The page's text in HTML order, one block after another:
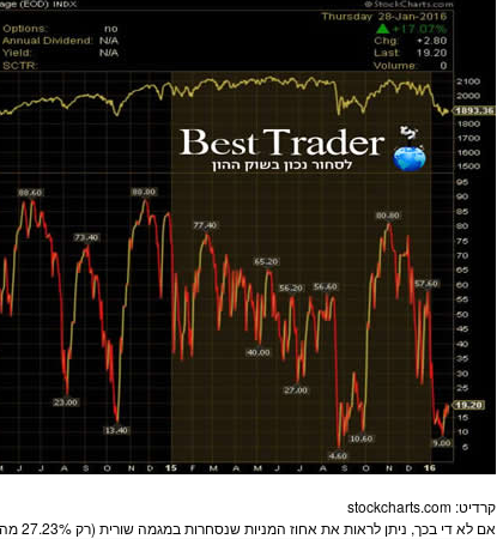
קרדיט: stockcharts.com
אם לא די בכך, ניתן לראות את אחוז המניותשנסחרות במגמה שורית (רק 27.23% מה